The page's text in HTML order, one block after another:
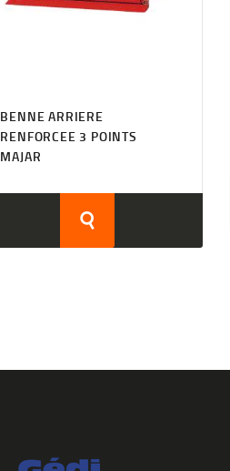
BENNE ARRIERE
RENFORCEE 3 POINTS
MAJAR